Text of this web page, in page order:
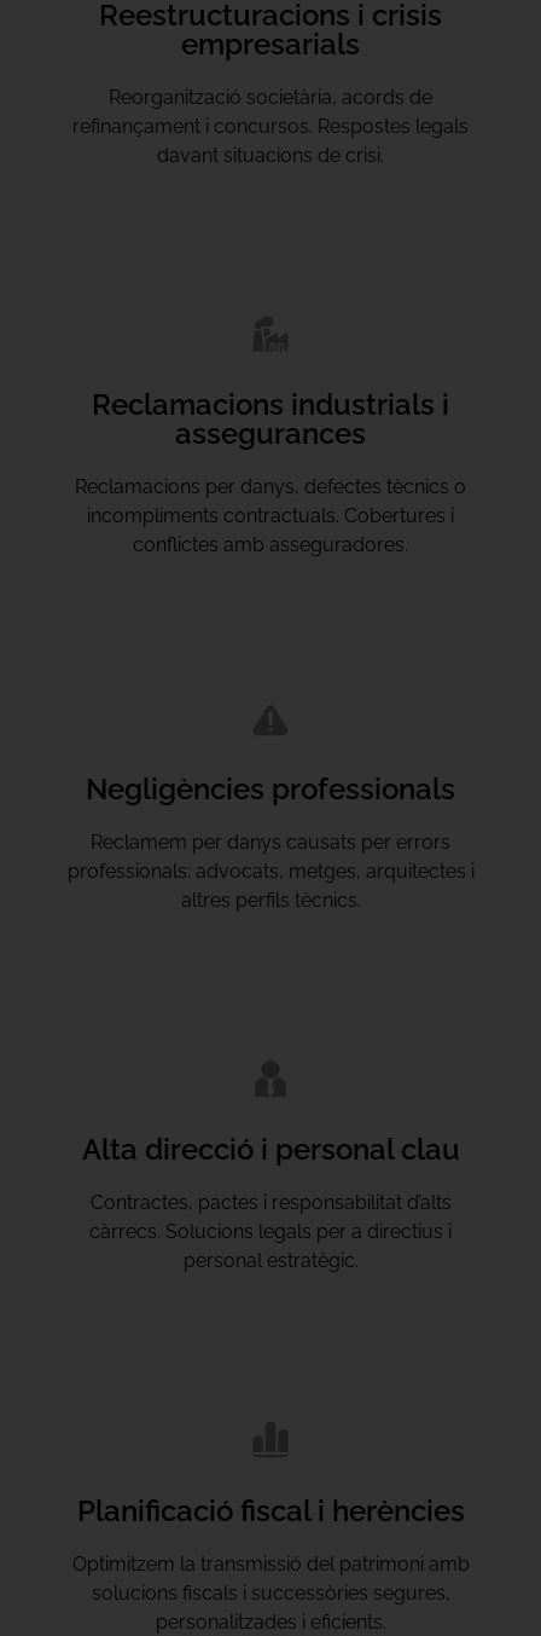
Reestructuracions i crisis
empresarials
Reorganització societària, acords de
refinançament i concursos. Respostes legals
davant situacions de crisi.
Reclamacions industrials i
assegurances
Reclamacions per danys, defectes tècnics o
incompliments contractuals. Cobertures i
conflictes amb asseguradores.
Negligències professionals
Reclamem per danys causats per errors
professionals: advocats, metges, arquitectes i
altres perfils tècnics.
Alta direcció i personal clau
Contractes, pactes i responsabilitat d’alts
càrrecs. Solucions legals per a directius i
personal estratègic.
Planificació fiscal i herències
Optimitzem la transmissió del patrimoni amb
solucions fiscals i successòries segures,
personalitzades i eficients.